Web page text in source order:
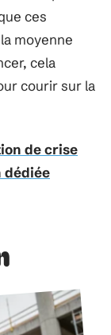
ces
moyenne
cela
courir sur la
de crise
dédiée